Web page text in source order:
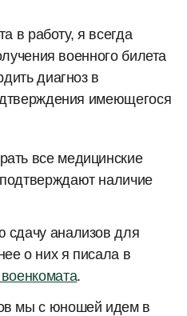
в работу, я всегда
военного билета
диагноз в
имеющегося
все медицинские
наличие
сдачу анализов для
о них я писала в
.
мы с юношей идем в